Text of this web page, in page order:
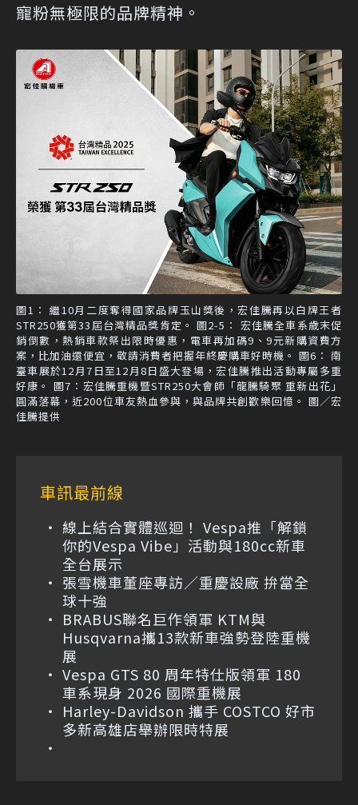
寵粉無極限的品牌精神。
圖1： 繼10月二度奪得國家品牌玉山獎後，宏佳騰再以白牌王者
STR250獲第33屆台灣精品獎肯定。 圖2-5： 宏佳騰全車系歲末促
銷倒數，熱銷車款祭出限時優惠，電車再加碼9、9元新購資費方
案，比加油還便宜，敬請消費者把握年終慶購車好時機。 圖6： 南
臺車展於12月7日至12月8日盛大登場，宏佳騰推出活動專屬多重
好康。 圖7：宏佳騰重機暨STR250大會師「龍騰騎聚 重新出花」
圓滿落幕，近200位車友熱血參與，與品牌共創歡樂回憶。 圖／宏
佳騰提供
車訊最前線
線上結合實體巡迴！ Vespa推「解鎖
你的Vespa Vibe」活動與180cc新車
全台展示
張雪機車董座專訪／重慶設廠 拚當全
球十強
BRABUS聯名巨作領軍 KTM與
Husqvarna攜13款新車強勢登陸重機
展
Vespa GTS 80 周年特仕版領軍 180
車系現身 2026 國際重機展
Harley-Davidson 攜手 COSTCO 好市
多新高雄店舉辦限時特展